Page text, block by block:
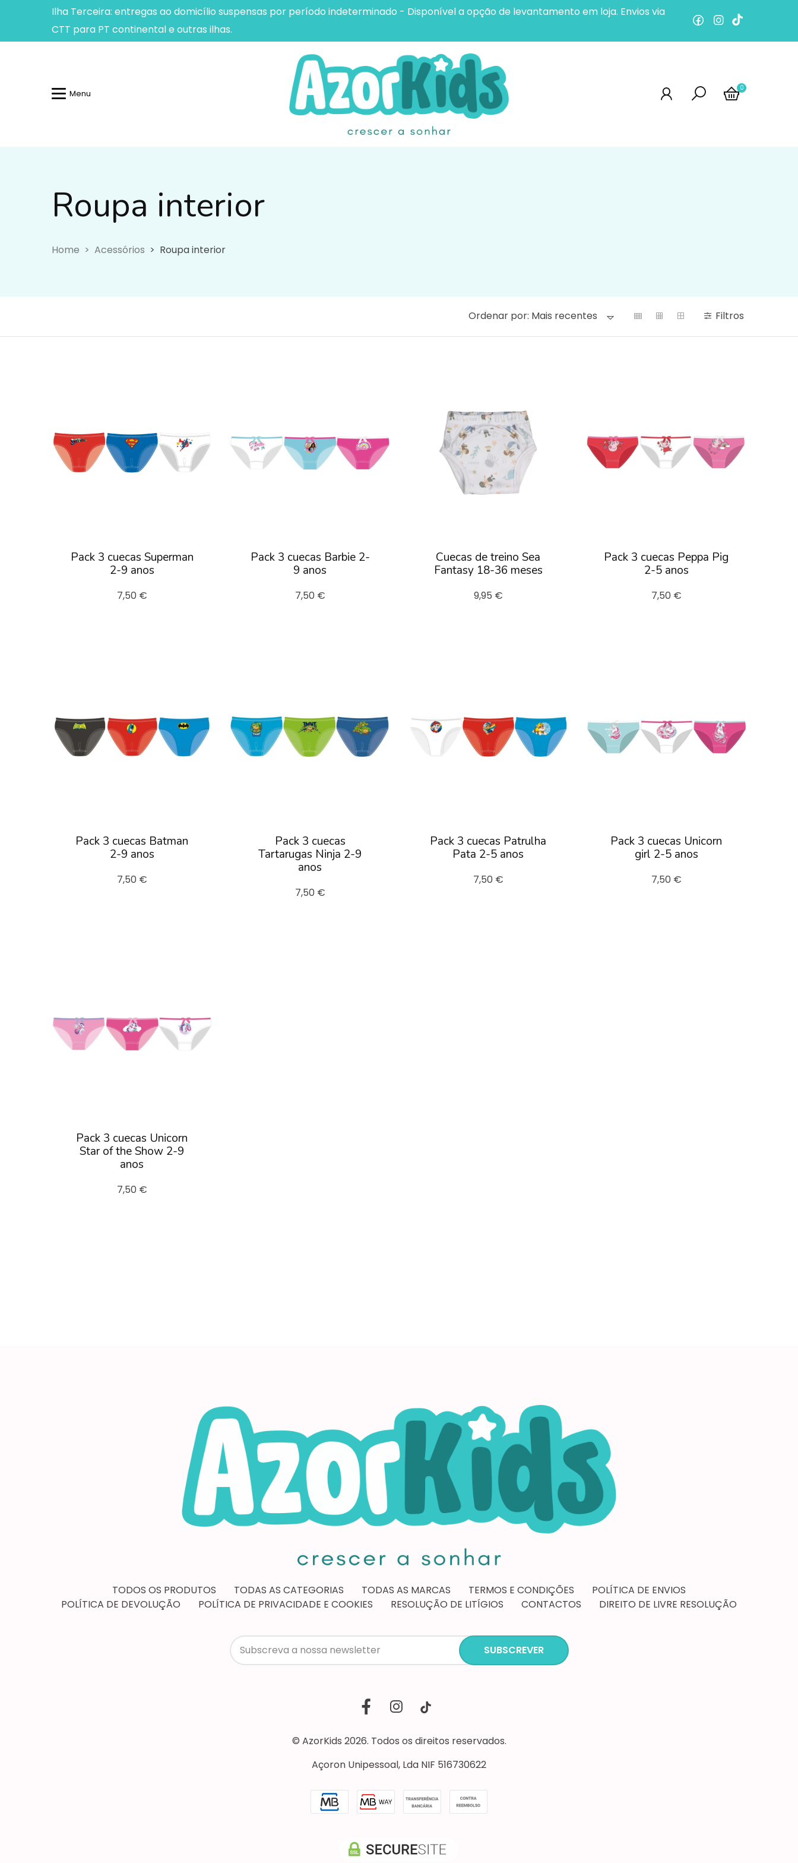
Ilha Terceira: entregas ao domicílio suspensas por período indeterminado - Disponível a opção de levantamento em loja. Envios via
CTT para PT continental e outras ilhas.
Menu
0
Roupa interior
Roupa interior
Home Acessórios Roupa interior
Ordenar por: Mais recentes Filtros
Pack 3 cuecas Superman
2-9 anos
7,50 €
Pack 3 cuecas Barbie 2-
9 anos
7,50 €
Cuecas de treino Sea
Fantasy 18-36 meses
9,95 €
Pack 3 cuecas Peppa Pig
2-5 anos
7,50 €
Pack 3 cuecas Batman
2-9 anos
7,50 €
Pack 3 cuecas
Tartarugas Ninja 2-9
anos
7,50 €
Pack 3 cuecas Patrulha
Pata 2-5 anos
7,50 €
Pack 3 cuecas Unicorn
girl 2-5 anos
7,50 €
Pack 3 cuecas Unicorn
Star of the Show 2-9
anos
7,50 €
TODOS OS PRODUTOS TODAS AS CATEGORIAS TODAS AS MARCAS TERMOS E CONDIÇÕES
POLÍTICA DE ENVIOS
POLÍTICA DE DEVOLUÇÃO
POLÍTICA DE PRIVACIDADE E COOKIES RESOLUÇÃO DE LITÍGIOS CONTACTOS DIREITO DE LIVRE RESOLUÇÃO
SUBSCREVER
© AzorKids 2026. Todos os direitos reservados.
Açoron Unipessoal, Lda NIF 516730622